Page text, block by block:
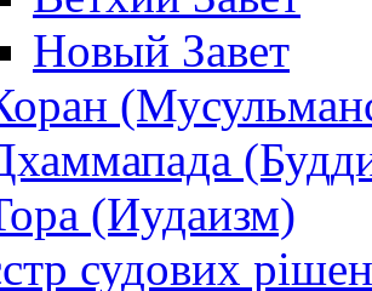
Новый Завет
(Иудаизм)
судових